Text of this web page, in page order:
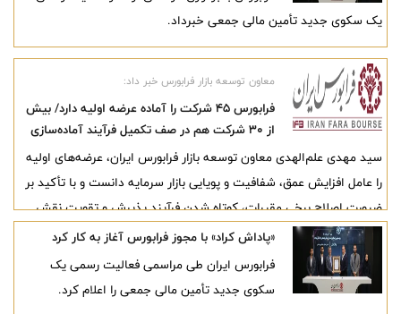
یک سکوی جدید تأمین مالی جمعی خبرداد.
معاون توسعه بازار فرابورس خبر داد:
فرابورس ۴۵ شرکت را آماده عرضه اولیه دارد/ بیش
از ۳۰ شرکت هم در صف تکمیل فرآیند آماده‌سازی
برای ورود به فرابورس هستند
سید مهدی علم‌الهدی معاون توسعه بازار فرابورس ایران، عرضه‌های اولیه
را عامل افزایش عمق، شفافیت و پویایی بازار سرمایه دانست و با تأکید بر
ضرورت اصلاح برخی مقررات، کوتاه شدن فرآیند پذیرش و تقویت نقش
مشاوران پذیرش، از آماده بودن دست‌کم ۴۵ شرکت برای عرضه اولیه در
سال جاری خبر داد.
«پاداش کراد» با مجوز فرابورس آغاز به کار کرد
فرابورس ایران طی مراسمی فعالیت رسمی یک
سکوی جدید تأمین مالی جمعی را اعلام کرد.